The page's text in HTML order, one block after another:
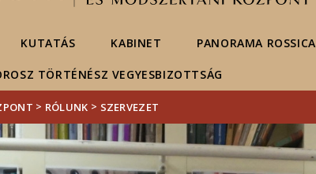
KUTATÁS KABINET PANORAMA ROSSICA
TÖRTÉNÉSZ VEGYESBIZOTTSÁG
> RÓLUNK > SZERVEZET